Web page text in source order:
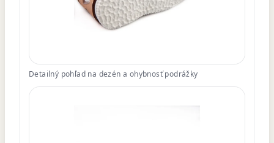
Detailný pohľad na dezén a ohybnosť podrážky